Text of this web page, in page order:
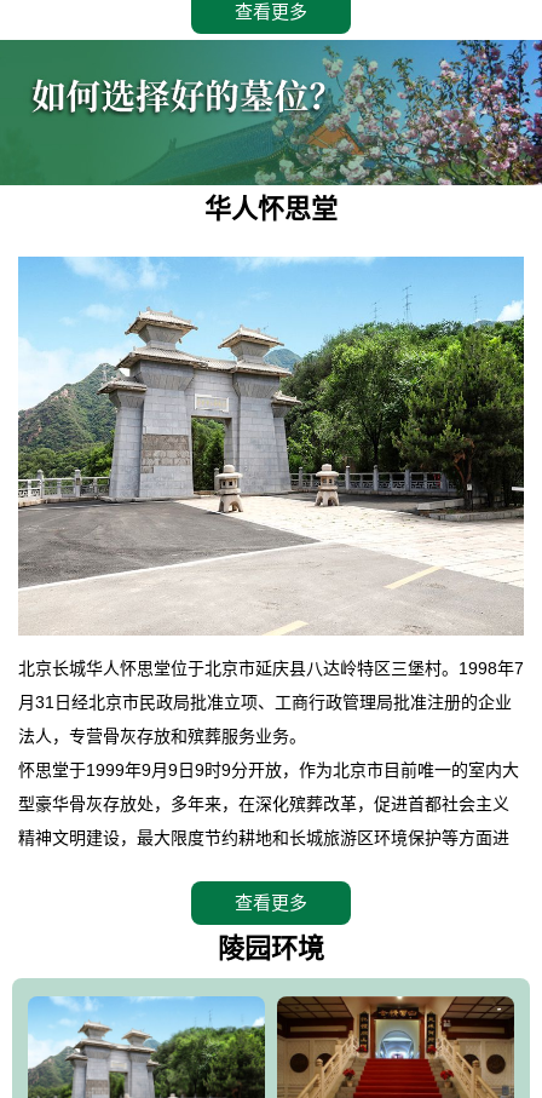
查看更多
华人怀思堂
北京长城华人怀思堂位于北京市延庆县八达岭特区三堡村。1998年7
月31日经北京市民政局批准立项、工商行政管理局批准注册的企业
法人，专营骨灰存放和殡葬服务业务。
怀思堂于1999年9月9日9时9分开放，作为北京市目前唯一的室内大
型豪华骨灰存放处，多年来，在深化殡葬改革，促进首都社会主义
精神文明建设，最大限度节约耕地和长城旅游区环境保护等方面进
怀思堂辖区面积15万平方米，整体建筑面积5．8万平方米。主体建
筑有：怀思堂豪华墓室、礼祭大厅、随缘阁、百家姓觅宗长廊等。
仲、无字碑、香灯等。典型的仿秦、汉建筑风格。蓝色的琉璃瓦屋
顶，朱砂红的门、窗、柱、墙，汉白玉雕刻的雄狮、华表，花岗岩
铺成的路面和台阶，洒落其间的花卉、松柏与万里长城浑然一体、
查看更多
陵园环境